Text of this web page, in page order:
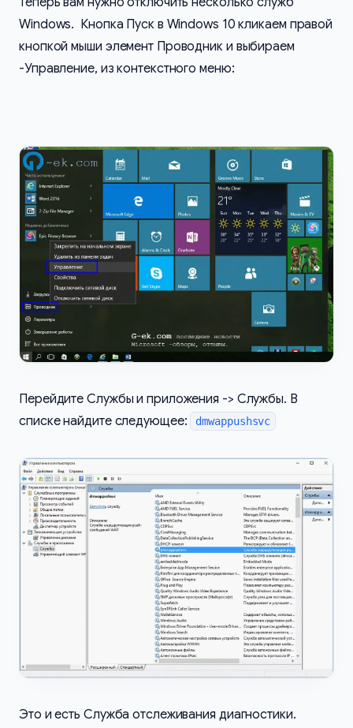
Windows. Кнопка Пуск в Windows 10 кликаем правой
кнопкой мыши элемент Проводник и выбираем
-Управление, из контекстного меню:
Перейдите Службы и приложения -> Службы. В
списке найдите следующее:
dmwappushsvc
Это и есть Служба отслеживания диагностики.